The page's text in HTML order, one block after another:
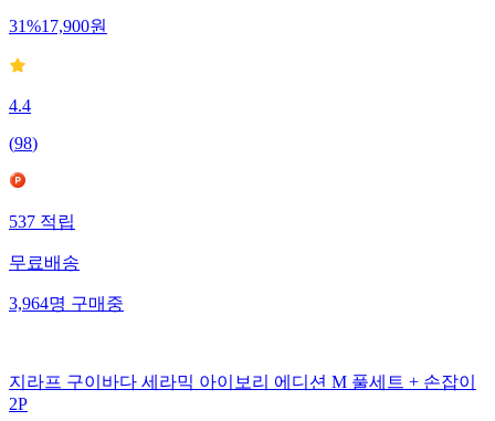
31%17,900원
4.4
(98)
537적립
무료배송
3,964명구매중
지라프 구이바다 세라믹 아이보리 에디션 M 풀세트 + 손잡이
2P